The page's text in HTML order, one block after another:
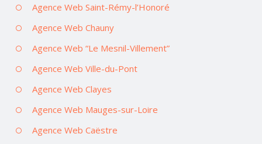
Agence Web Saint-Rémy-l’Honoré
Agence Web Chauny
Agence Web “Le Mesnil-Villement”
Agence Web Ville-du-Pont
Agence Web Clayes
Agence Web Mauges-sur-Loire
Agence Web Caëstre